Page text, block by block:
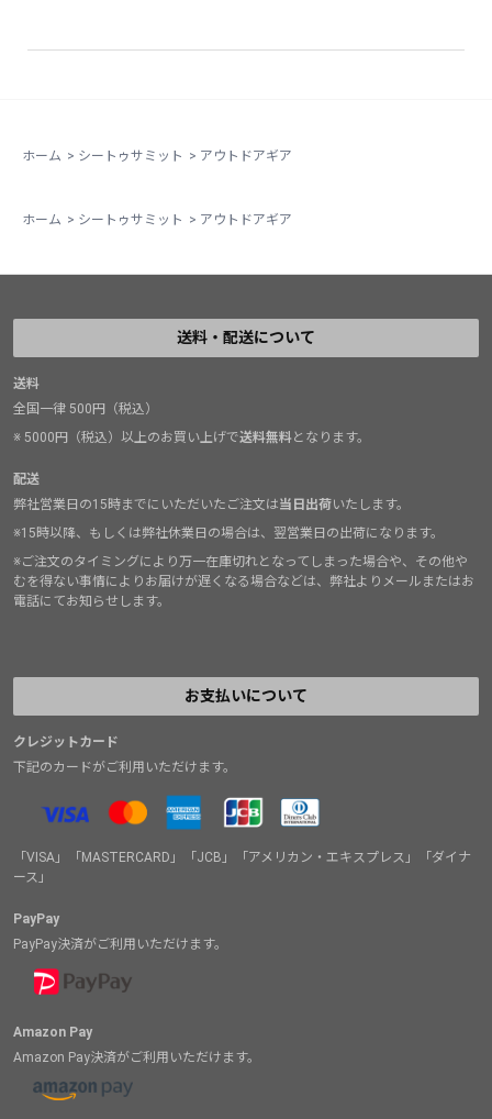
ホーム > シートゥサミット > アウトドアギア
ホーム > シートゥサミット > アウトドアギア
送料・配送について
送料
全国一律 500円（税込）
※ 5000円（税込）以上のお買い上げで送料無料となります。
配送
弊社営業日の15時までにいただいたご注文は当日出荷いたします。
※15時以降、もしくは弊社休業日の場合は、翌営業日の出荷になります。
※ご注文のタイミングにより万一在庫切れとなってしまった場合や、その他や
むを得ない事情によりお届けが遅くなる場合などは、弊社よりメールまたはお
電話にてお知らせします。
お支払いについて
クレジットカード
下記のカードがご利用いただけます。
「VISA」「MASTERCARD」「JCB」「アメリカン・エキスプレス」「ダイナ
ース」
PayPay
PayPay決済がご利用いただけます。
Amazon Pay
Amazon Pay決済がご利用いただけます。